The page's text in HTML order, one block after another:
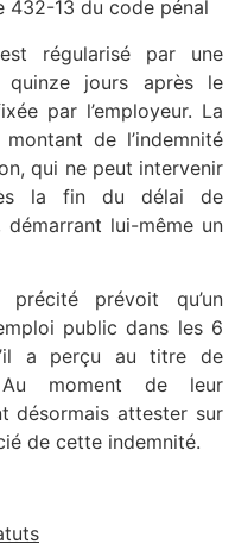
432-13 du code pénal
régularisé par une
quinze jours après le
par l’employeur. La
de l’indemnité
qui ne peut intervenir
la fin du délai de
lui-même un
prévoit qu’un
public dans les 6
a perçu au titre de
Au moment de leur
désormais attester sur
de cette indemnité.